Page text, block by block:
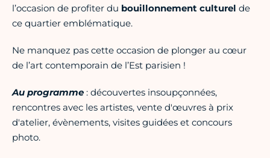
l’occasion de profiter du bouillonnement culturel de
ce quartier emblématique.
Ne manquez pas cette occasion de plonger au cœur
de l’art contemporain de l’Est parisien !
Au programme : découvertes insoupçonnées,
rencontres avec les artistes, vente d'œuvres à prix
d'atelier, évènements, visites guidées et concours
photo.